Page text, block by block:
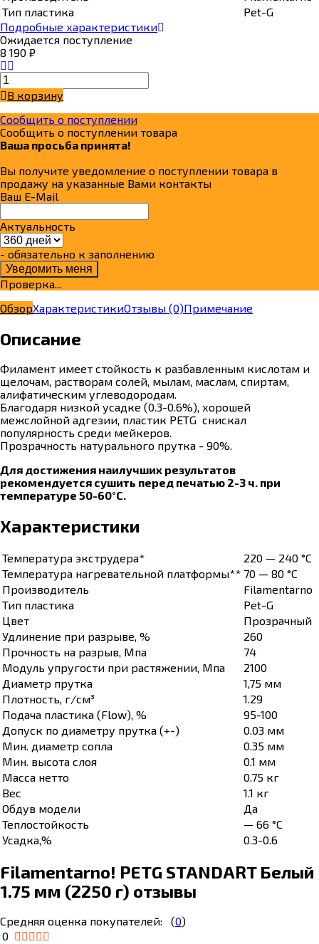
Тип пластика
Pet-G
Подробные характеристики
Ожидается поступление
8 190 ₽
В корзину
Сообщить о поступлении
Сообщить о поступлении товара
Ваша просьба принята!
Вы получите уведомление о поступлении товара в
продажу на указанные Вами контакты
Ваш E-Mail
Актуальность
- обязательно к заполнению
Проверка...
ОбзорХарактеристикиОтзывы (0)Примечание
Описание
Филамент имеет стойкость к разбавленным кислотам и
щелочам, растворам солей, мылам, маслам, спиртам,
алифатическим углеводородам.
Благодаря низкой усадке (0.3-0.6%), хорошей
межслойной адгезии, пластик PETG снискал
популярность среди мейкеров.
Прозрачность натурального прутка - 90%.
Для достижения наилучших результатов
рекомендуется сушить перед печатью 2-3 ч. при
температуре 50-60°С.
Характеристики
Температура экструдера*
220 — 240 °C
Температура нагревательной платформы** 70 — 80 °C
Производитель
Filamentarno
Тип пластика
Pet-G
Цвет
Прозрачный
Удлинение при разрыве, %
260
Прочность на разрыв, Мпа
74
Модуль упругости при растяжении, Мпа
2100
Диаметр прутка
1,75 мм
Плотность, г/см³
1.29
Подача пластика (Flow), %
95-100
Допуск по диаметру прутка (+-)
0.03 мм
Мин. диаметр сопла
0.35 мм
Мин. высота слоя
0.1 мм
Масса нетто
0.75 кг
Вес
1.1 кг
Обдув модели
Да
Теплостойкость
— 66 °C
Усадка,%
0.3-0.6
Filamentarno! PETG STANDART Белый
1.75 мм (2250 г) отзывы
Средняя оценка покупателей: (0)
0